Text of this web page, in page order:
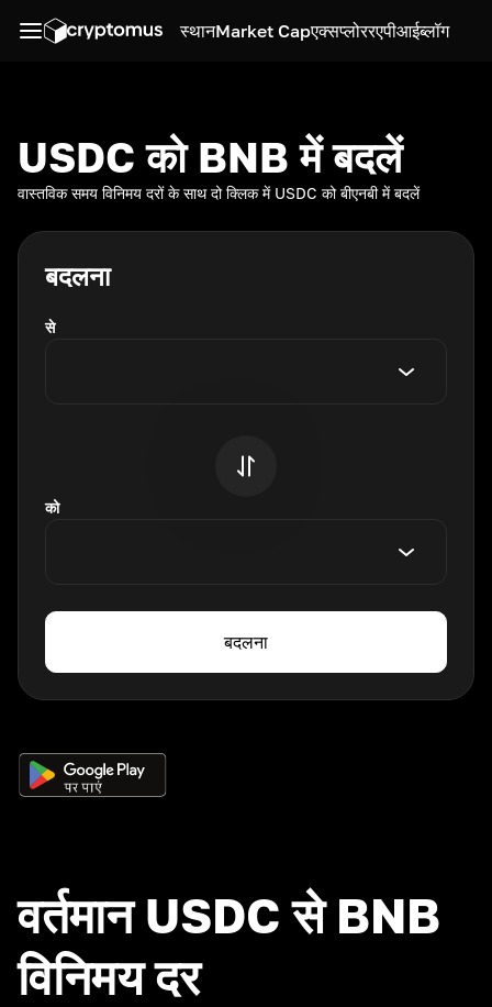
स्थानMarket Capएक्सप्लोररएपीआईब्लॉग
USDC को BNB में बदलें
वास्तविक समय विनिमय दरों के साथ दो क्लिक में USDC को बीएनबी में बदलें
बदलना
से
को
बदलना
वर्तमान USDC से BNB
विनिमय दर